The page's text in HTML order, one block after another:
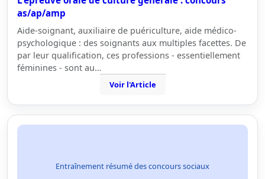
as/ap/amp
Aide-soignant, auxiliaire de puériculture, aide médico-
psychologique : des soignants aux multiples facettes. De
par leur qualification, ces professions - essentiellement
féminines - sont au…
Voir l'Article
Entraînement résumé des concours sociaux